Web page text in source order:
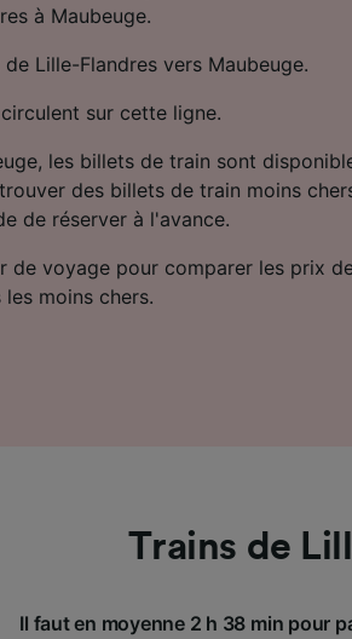
à Maubeuge.
Lille-Flandres vers Maubeuge.
sur cette ligne.
les billets de train sont
des billets de train moins
de réserver à l'avance.
de voyage pour comparer les prix
moins chers.
Trains de
Il faut en moyenne 2 h 38 min pour